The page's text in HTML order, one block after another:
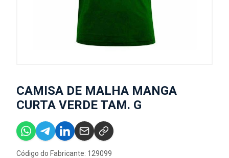
CAMISA DE MALHA MANGA
CURTA VERDE TAM. G
Código do Fabricante: 129099